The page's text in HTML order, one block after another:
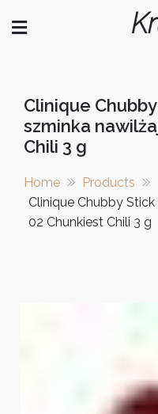
Clinique
szminka
Chili 3 g
Home
Products
Clinique Chubby
02 Chunkiest Chili 3 g